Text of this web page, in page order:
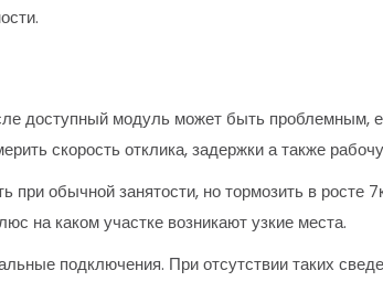
доступный модуль может быть проблемным,
скорость отклика, задержки а также
обычной занятости, но тормозить в росте
на каком участке возникают узкие места.
подключения. При отсутствии таких